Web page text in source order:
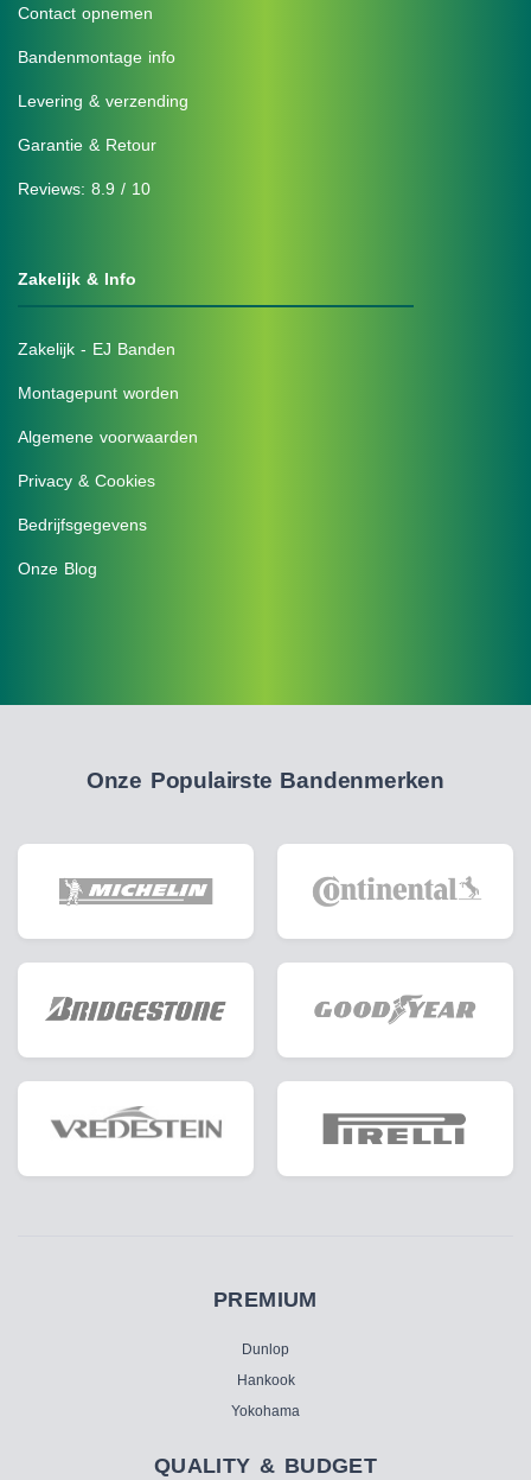
Contact opnemen
Bandenmontage info
Levering & verzending
Garantie & Retour
Reviews: 8.9 / 10
Zakelijk & Info
Zakelijk - EJ Banden
Montagepunt worden
Algemene voorwaarden
Privacy & Cookies
Bedrijfsgegevens
Onze Blog
Onze Populairste Bandenmerken
PREMIUM
Dunlop
Hankook
Yokohama
QUALITY & BUDGET